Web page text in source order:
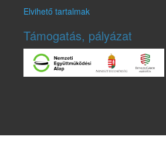
Elvihető tartalmak
Támogatás, pályázat